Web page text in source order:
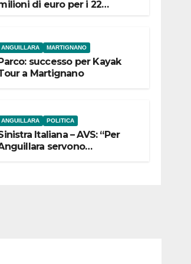
di euro per i 22
ANGUILLARA MARTIGNANO
successo per Kayak
a Martignano
ANGUILLARA POLITICA
Italiana – AVS: “Per
servono